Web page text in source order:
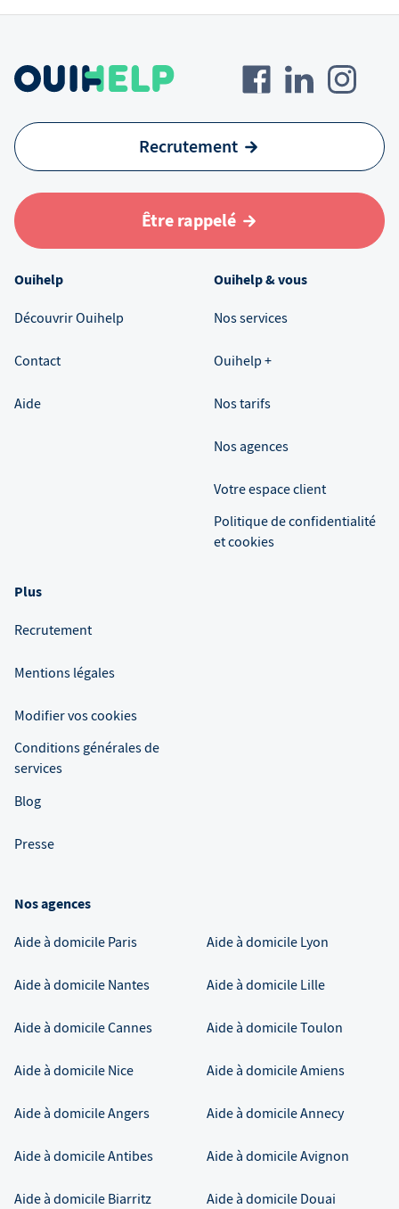
Recrutement
Être rappelé
Ouihelp
Découvrir Ouihelp
Contact
Aide
Ouihelp & vous
Nos services
Ouihelp +
Nos tarifs
Nos agences
Votre espace client
Politique de confidentialité
et cookies
Plus
Recrutement
Mentions légales
Modifier vos cookies
Conditions générales de
services
Blog
Presse
Nos agences
Aide à domicile Paris Aide à domicile Lyon
Aide à domicile Nantes Aide à domicile Lille
Aide à domicileCannes Aide à domicileToulon
Aide à domicile Nice Aide à domicileAmiens
Aide à domicileAngers Aide à domicileAnnecy
Aide à domicileAntibes Aide à domicileAvignon
Aide à domicile Biarritz Aide à domicile Douai